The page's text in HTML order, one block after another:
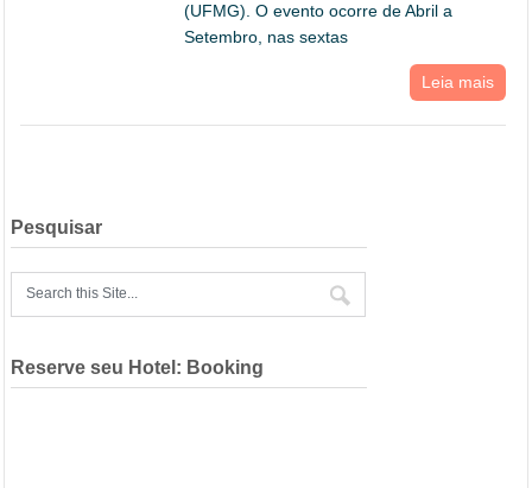
(UFMG). O evento ocorre de Abril a
Setembro, nas sextas
Leia mais
Pesquisar
Reserve seu Hotel: Booking